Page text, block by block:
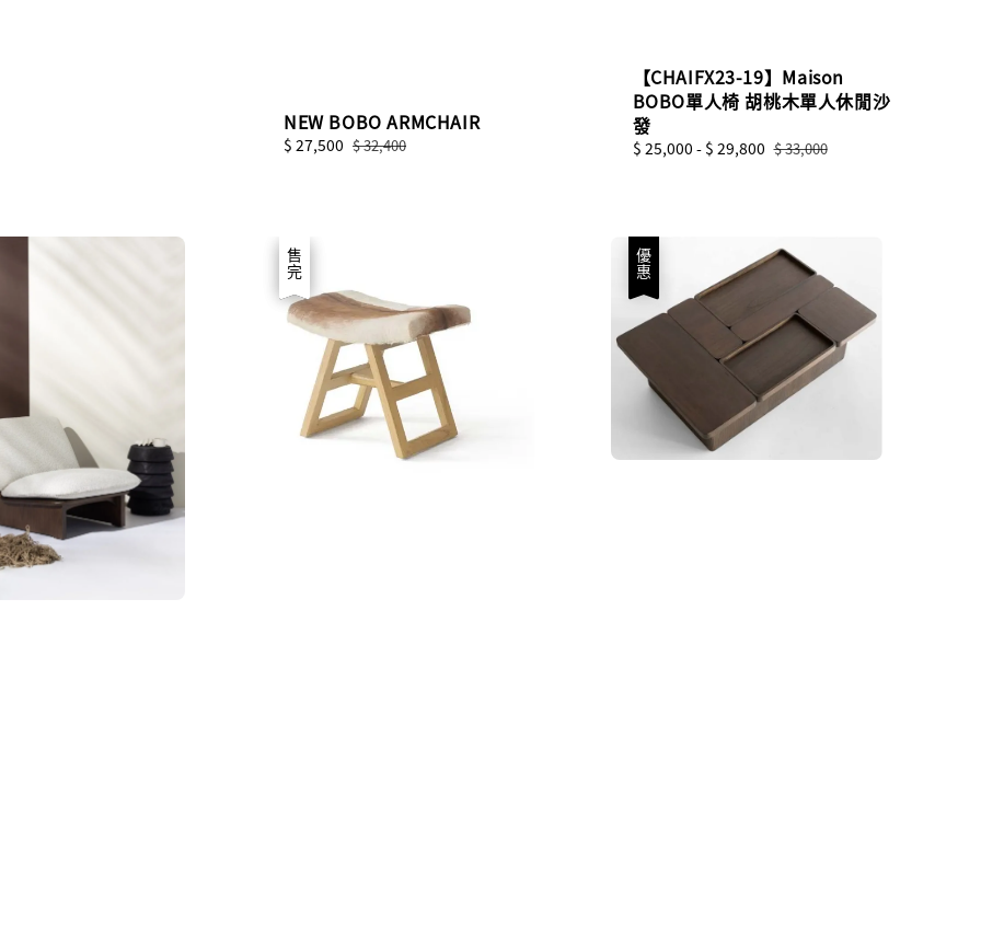
NEW BOBO ARMCHAIR
Sale
$ 27,500 Regular
$ 32,400
【CHAIFX23-19】Maison
BOBO單人椅 胡桃木單人休閒沙
發
Sale
$ 25,000 - $ 29,800 Regular
$ 33,000
優惠
售完 優惠